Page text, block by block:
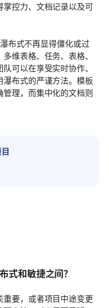
控力、文档记录以及可
布式不再显得僵化或过
维表格、任务、表格、
可以在享受实时协作、
布式的严谨方法。模板
理，而集中化的文档则
式和敏捷之间？
要，或者项目中途变更